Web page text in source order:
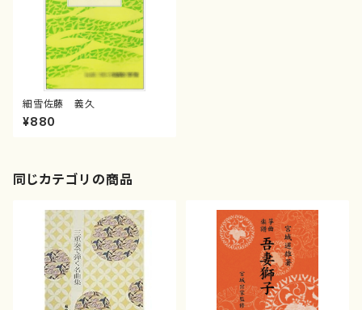
細雪佐藤 義久
¥880
同じカテゴリの商品